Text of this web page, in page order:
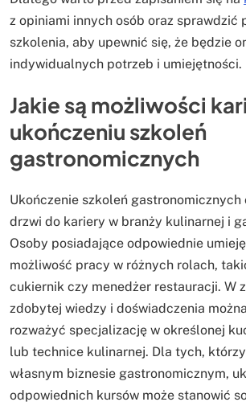
z opiniami innych osób oraz sprawdzić
szkolenia, aby upewnić się, że będzie
indywidualnych potrzeb i umiejętności.
Jakie są możliwości
ukończeniu szkoleń
gastronomicznych
Ukończenie szkoleń
drzwi do kariery w branży kulinarnej i
Osoby posiadające odpowiednie
możliwość pracy w różnych rolach,
cukiernik czy menedżer restauracji. W
zdobytej wiedzy i doświadczenia
rozważyć specjalizację w określonej
lub technice kulinarnej. Dla tych,
własnym biznesie gastronomicznym,
odpowiednich kursów może stanowić